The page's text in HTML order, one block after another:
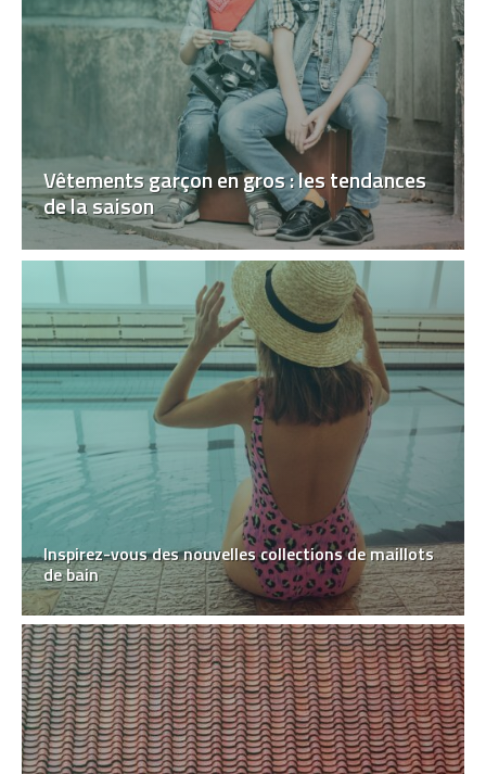
Vêtements garçon en gros : les tendances
de la saison
Inspirez-vous des nouvelles collections de maillots
de bain